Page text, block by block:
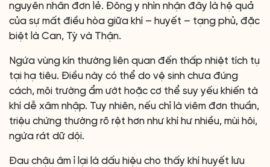
nguyên nhân đơn lẻ. Đông y nhìn nhận đây là hệ quả
của sự mất điều hòa giữa khí – huyết – tạng phủ, đặc
biệt là Can, Tỳ và Thận.
Ngứa vùng kín thường liên quan đến thấp nhiệt tích tụ
tại hạ tiêu. Điều này có thể do vệ sinh chưa đúng
cách, môi trường ẩm ướt hoặc cơ thể suy yếu khiến tà
khí dễ xâm nhập. Tuy nhiên, nếu chỉ là viêm đơn thuần,
triệu chứng thường rõ rệt hơn như khí hư nhiều, mùi hôi,
ngứa rát dữ dội.
Đau chậu âm ỉ lại là dấu hiệu cho thấy khí huyết lưu